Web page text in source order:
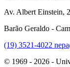
Av. Albert Einstein,
Barão Geraldo -
(19) 3521-4022
© 1969 - 2026 -